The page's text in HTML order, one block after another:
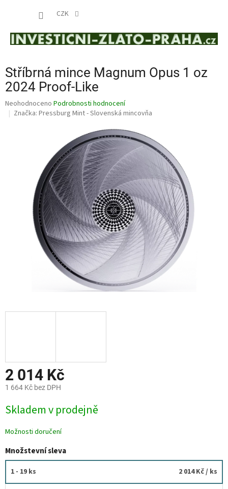
CZK
Stříbrná mince Magnum Opus 1 oz
2024 Proof-Like
Průměrné
hodnocení
Neohodnoceno Podrobnosti hodnocení
Značka: Pressburg Mint - Slovenská mincovňa
2 014 Kč
1 664 Kč bez DPH
cena:
Skladem v prodejně
Možnosti doručení
Množstevní sleva
1 - 19 ks 2 014 Kč/ ks